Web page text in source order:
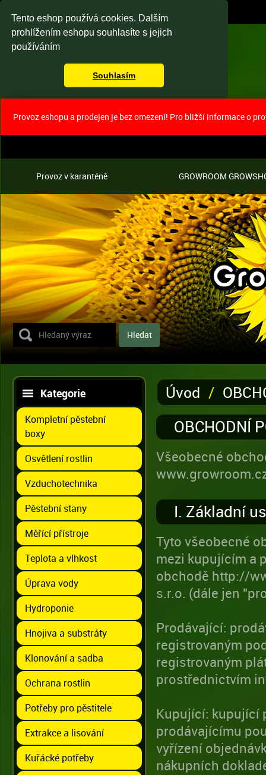
Tento eshop používá cookies. Dalším
prohlížením eshopu souhlasíte s jejich
používáním
Souhlasím
Provoz eshopu a prodejen je bez omezení! Pro bližší informace o
Provoz v karanténě GROWROOM
Kategorie
Kompletní pěstební
boxy
Osvětlení rostlin
Vzduchotechnika
Pěstební stany
Měřící přístroje
Teplota a vlhkost
Úprava vody
Hydroponie
Hnojiva a substráty
Klonování a sadba
Ochrana rostlin
Potřeby pro pěstitele
Extrakce a lisování
Kuřácké potřeby
Úvod /
OBCHODNÍ
Všeobecné
I. Základní
Tyto všeobecné
mezi kupujícím a
obchodě http://
s.r.o. (dále jen
Prodávající:
registrovaným
registrovaným
prostřednictvím
Kupující: kupující
prodávajícímu
vyřízení
nákupních